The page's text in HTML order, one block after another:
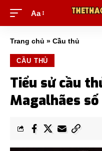
Aa
Trang chủ » Cầu thủ
CẦU THỦ
Tiểu sử cầu
Magalhães